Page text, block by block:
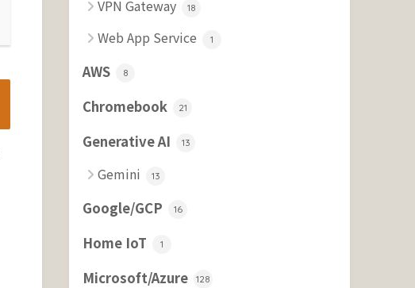
VPN Gateway 18
Web App Service 1
AWS 8
Chromebook 21
Generative AI 13
Gemini 13
Google/GCP 16
Home IoT 1
Microsoft/Azure 128